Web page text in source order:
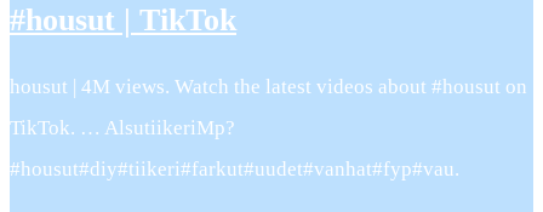
#housut | TikTok
housut | 4M views. Watch the latest videos about #housut on
TikTok. … AlsutiikeriMp?
#housut#diy#tiikeri#farkut#uudet#vanhat#fyp#vau.